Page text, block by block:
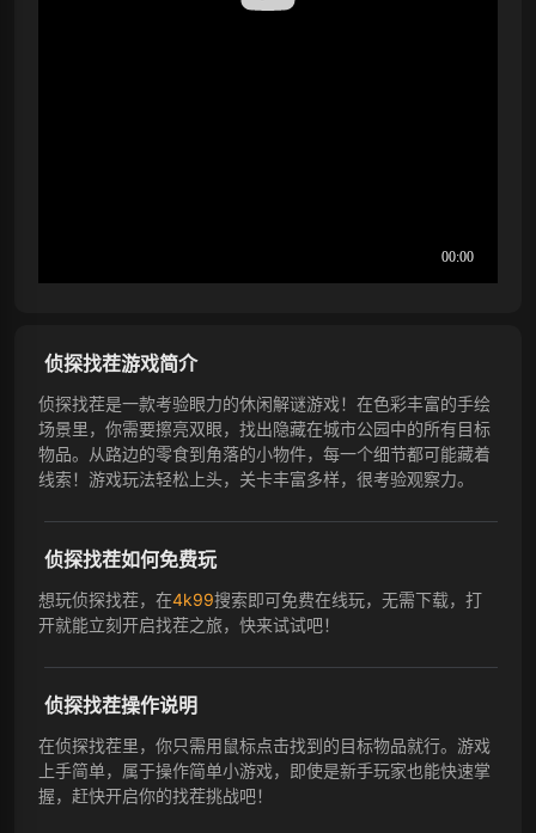
侦探找茬游戏简介
侦探找茬是一款考验眼力的休闲解谜游戏！在色彩丰富的手绘
场景里，你需要擦亮双眼，找出隐藏在城市公园中的所有目标
物品。从路边的零食到角落的小物件，每一个细节都可能藏着
线索！游戏玩法轻松上头，关卡丰富多样，很考验观察力。
侦探找茬如何免费玩
想玩侦探找茬，在4k99搜索即可免费在线玩，无需下载，打
开就能立刻开启找茬之旅，快来试试吧！
侦探找茬操作说明
在侦探找茬里，你只需用鼠标点击找到的目标物品就行。游戏
上手简单，属于操作简单小游戏，即使是新手玩家也能快速掌
握，赶快开启你的找茬挑战吧！